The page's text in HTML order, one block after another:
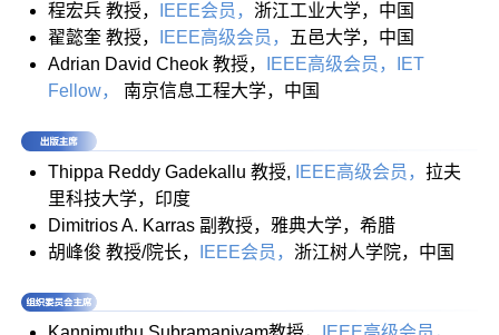
程宏兵 教授， IEEE会员， 浙江工业大学，中国
翟懿奎 教授，
IEEE高级会员，
五邑大学，中国
Adrian David Cheok 教授，
IEEE高级会员，IET
Fellow，
南京信息工程大学，中国
Thippa Reddy Gadekallu 教授, IEEE高级会员， 拉夫
里科技大学，印度
Dimitrios A. Karras 副教授，雅典大学，希腊
胡峰俊 教授/院长，
IEEE会员， 浙江树人学院，中国